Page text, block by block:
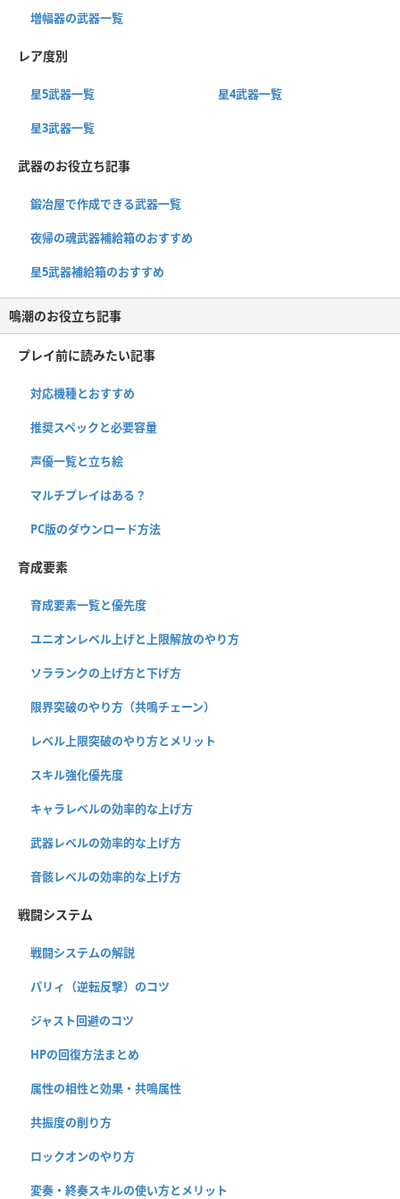
増幅器の武器一覧
レア度別
星5武器一覧 星4武器一覧
星3武器一覧
武器のお役立ち記事
鍛冶屋で作成できる武器一覧
夜帰の魂武器補給箱のおすすめ
星5武器補給箱のおすすめ
鳴潮のお役立ち記事
プレイ前に読みたい記事
対応機種とおすすめ
推奨スペックと必要容量
声優一覧と立ち絵
マルチプレイはある？
PC版のダウンロード方法
育成要素
育成要素一覧と優先度
ユニオンレベル上げと上限解放のやり方
ソラランクの上げ方と下げ方
限界突破のやり方（共鳴チェーン）
レベル上限突破のやり方とメリット
スキル強化優先度
キャラレベルの効率的な上げ方
武器レベルの効率的な上げ方
音骸レベルの効率的な上げ方
戦闘システム
戦闘システムの解説
パリィ（逆転反撃）のコツ
ジャスト回避のコツ
HPの回復方法まとめ
属性の相性と効果・共鳴属性
共振度の削り方
ロックオンのやり方
変奏・終奏スキルの使い方とメリット